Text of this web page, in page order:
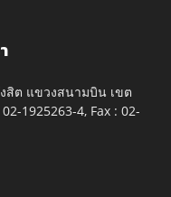
สิต แขวงสนามบิน เขต
1925263-4, Fax : 02-